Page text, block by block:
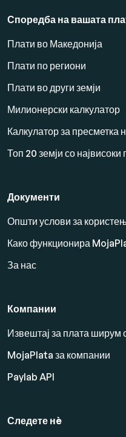
Споредба на вашата
Плати во Македонија
Плати по региони
Плати во други земји
Милионерски калкулатор
Калкулатор за пресметка
Топ 20 земји со
Документи
Општи услови за
Како функционира
За нас
Компании
Извештај за плата ширум
MojaPlata за компании
Paylab API
Следете нè